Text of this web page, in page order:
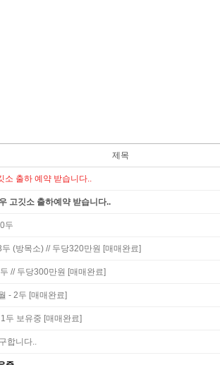
제목
소 출하 예약 받습니다..
고깃소 출하예약 받습니다..
두
(방목소) // 두당320만원 [매매완료]
// 두당300만원 [매매완료]
- 2두 [매매완료]
두 보유중 [매매완료]
합니다..